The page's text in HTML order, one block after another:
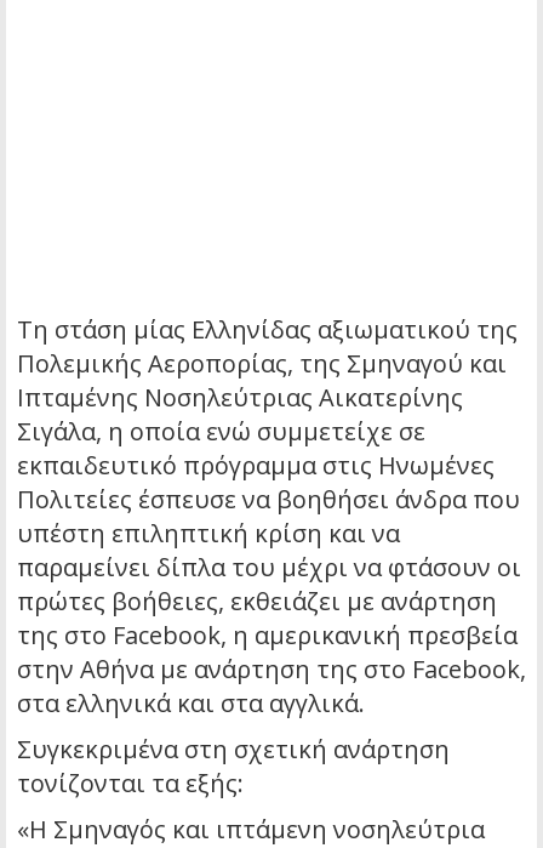
Tη στάση μίας Ελληνίδας αξιωματικού της
Πολεμικής Αεροπορίας, της Σμηναγού και
Ιπταμένης Νοσηλεύτριας Αικατερίνης
Σιγάλα, η οποία ενώ συμμετείχε σε
εκπαιδευτικό πρόγραμμα στις Ηνωμένες
Πολιτείες έσπευσε να βοηθήσει άνδρα που
υπέστη επιληπτική κρίση και να
παραμείνει δίπλα του μέχρι να φτάσουν οι
πρώτες βοήθειες, εκθειάζει με ανάρτηση
της στο Facebook, η αμερικανική πρεσβεία
στην Αθήνα με ανάρτηση της στο Facebook,
στα ελληνικά και στα αγγλικά.
Συγκεκριμένα στη σχετική ανάρτηση
τονίζονται τα εξής:
«Η Σμηναγός και ιπτάμενη νοσηλεύτρια